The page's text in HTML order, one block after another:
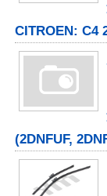
CITROEN: C4
(2DNFUF,